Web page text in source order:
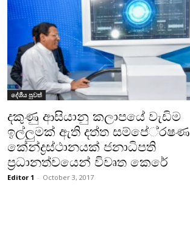
දේශීය පුවත්
දකුණු ආසියානු කලාපයේ වැඩිම
ඉල්ලුමක් ඇති දත්ත සම්පේ‍්‍රෂණ
කේන්ද්‍රස්ථානයක් ජනාධිපති
ප‍්‍රධානත්වයෙන් විවෘත කෙරේ
Editor 1 - October 3, 2017